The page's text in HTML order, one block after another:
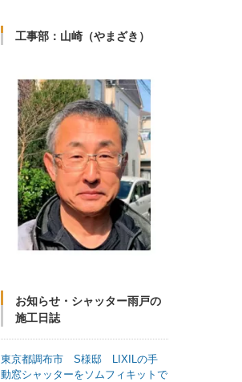
工事部：山崎（やまざき）
お知らせ・シャッター雨戸の
施工日誌
東京都調布市 S様邸 LIXILの手
動窓シャッターをソムフィキットで